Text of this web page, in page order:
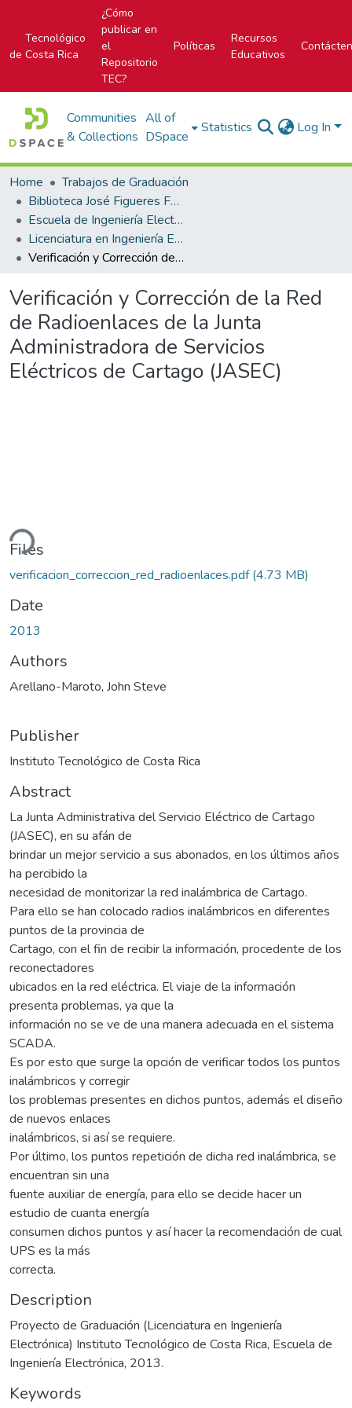
Tecnológico
de Costa Rica
¿Cómo
publicar en
el
Repositorio
TEC?
Políticas
Recursos
Educativos
Communities
& Collections
All of
DSpace
Statistics Log In
Home
Trabajos de Graduación
Biblioteca José Figueres Ferrer
Escuela de Ingeniería Electrónica
Licenciatura en Ingeniería Electrónica
Verificación y Corrección de la Red de Radioenlaces de la Junta Administradora de Servicios Eléctricos de Cartago (JASEC)
Verificación y Corrección de la Red
de Radioenlaces de la Junta
Administradora de Servicios
Eléctricos de Cartago (JASEC)
Files
verificacion_correccion_red_radioenlaces.pdf(4.73 MB)
Date
2013
Authors
Arellano-Maroto, John Steve
Publisher
Instituto Tecnológico de Costa Rica
Abstract
La Junta Administrativa del Servicio Eléctrico de Cartago
(JASEC), en su afán de
brindar un mejor servicio a sus abonados, en los últimos años
ha percibido la
necesidad de monitorizar la red inalámbrica de Cartago.
Para ello se han colocado radios inalámbricos en diferentes
puntos de la provincia de
Cartago, con el fin de recibir la información, procedente de los
reconectadores
ubicados en la red eléctrica. El viaje de la información
presenta problemas, ya que la
información no se ve de una manera adecuada en el sistema
SCADA.
Es por esto que surge la opción de verificar todos los puntos
inalámbricos y corregir
los problemas presentes en dichos puntos, además el diseño
de nuevos enlaces
inalámbricos, si así se requiere.
Por último, los puntos repetición de dicha red inalámbrica, se
encuentran sin una
fuente auxiliar de energía, para ello se decide hacer un
estudio de cuanta energía
consumen dichos puntos y así hacer la recomendación de cual
UPS es la más
correcta.
Description
Proyecto de Graduación (Licenciatura en Ingeniería
Electrónica) Instituto Tecnológico de Costa Rica, Escuela de
Ingeniería Electrónica, 2013.
Keywords